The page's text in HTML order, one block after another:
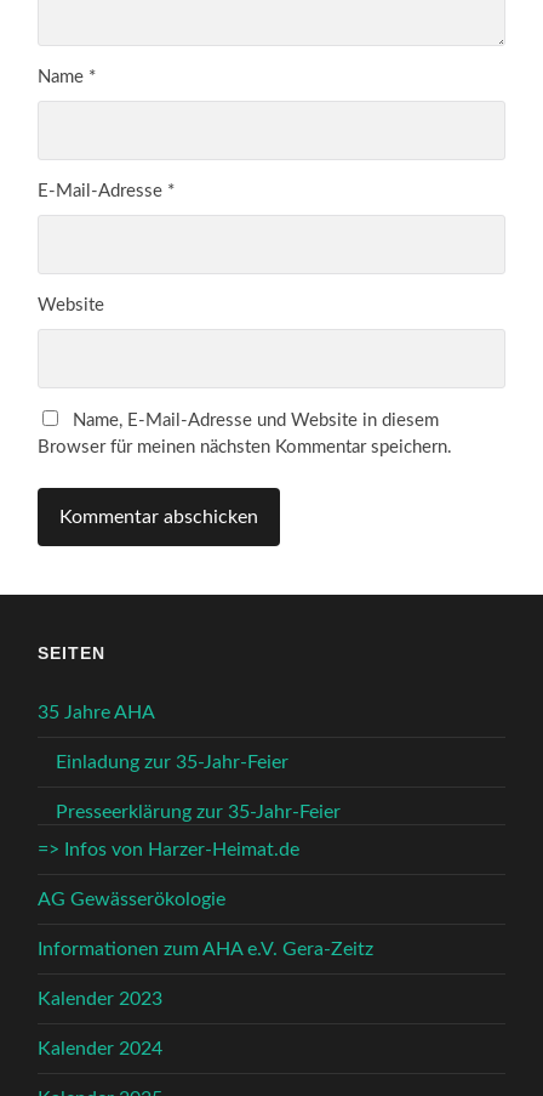
Name *
E-Mail-Adresse *
Website
Name, E-Mail-Adresse und Website in diesem
Browser für meinen nächsten Kommentar speichern.
SEITEN
35 Jahre AHA
Einladung zur 35-Jahr-Feier
Presseerklärung zur 35-Jahr-Feier
=> Infos von Harzer-Heimat.de
AG Gewässerökologie
Informationen zum AHA e.V. Gera-Zeitz
Kalender 2023
Kalender 2024